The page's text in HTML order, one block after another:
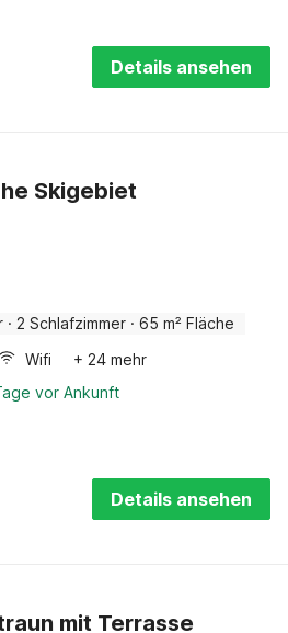
Details ansehen
Skigebiet
· 2 Schlafzimmer · 65 m² Fläche
Wifi
+ 24 mehr
vor Ankunft
Details ansehen
mit Terrasse